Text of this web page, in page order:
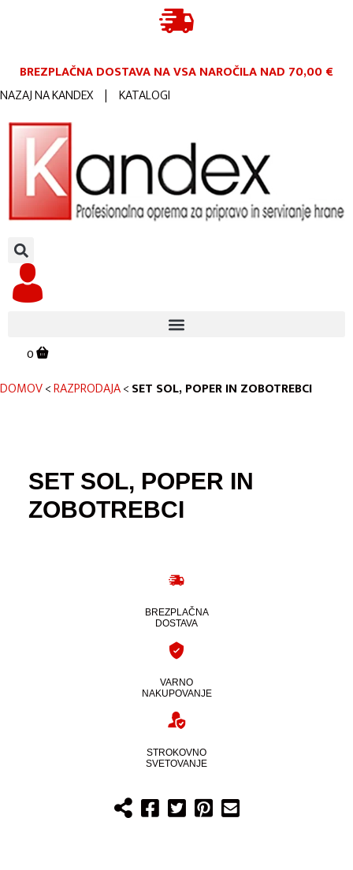
BREZPLAČNA DOSTAVA NA VSA NAROČILANAD 70,00 €
NAZAJ NA KANDEX | KATALOGI
0
DOMOV<RAZPRODAJA<SET SOL, POPER IN ZOBOTREBCI
SET SOL, POPER IN
ZOBOTREBCI
BREZPLAČNA
DOSTAVA
VARNO
NAKUPOVANJE
STROKOVNO
SVETOVANJE